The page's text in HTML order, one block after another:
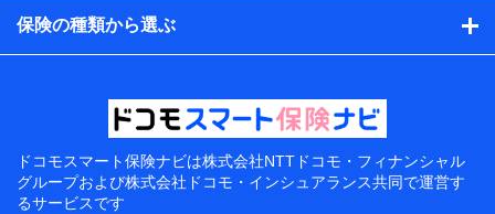
保険の種類から選ぶ
ドコモスマート保険ナビは株式会社NTTドコモ・フィナンシャル
グループおよび株式会社ドコモ・インシュアランス共同で運営す
るサービスです